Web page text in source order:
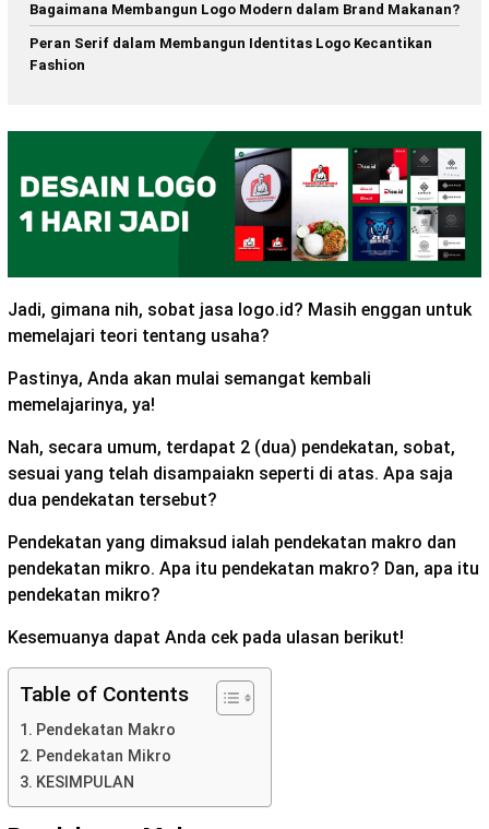
Bagaimana Membangun Logo Modern dalam Brand Makanan?
Peran Serif dalam Membangun Identitas Logo Kecantikan
Fashion
Jadi, gimana nih, sobat jasa logo.id? Masih enggan untuk
memelajari teori tentang usaha?
Pastinya, Anda akan mulai semangat kembali
memelajarinya, ya!
Nah, secara umum, terdapat 2 (dua) pendekatan, sobat,
sesuai yang telah disampaiakn seperti di atas. Apa saja
dua pendekatan tersebut?
Pendekatan yang dimaksud ialah pendekatan makro dan
pendekatan mikro. Apa itu pendekatan makro? Dan, apa itu
pendekatan mikro?
Kesemuanya dapat Anda cek pada ulasan berikut!
Table of Contents
Pendekatan Makro
Pendekatan Mikro
KESIMPULAN